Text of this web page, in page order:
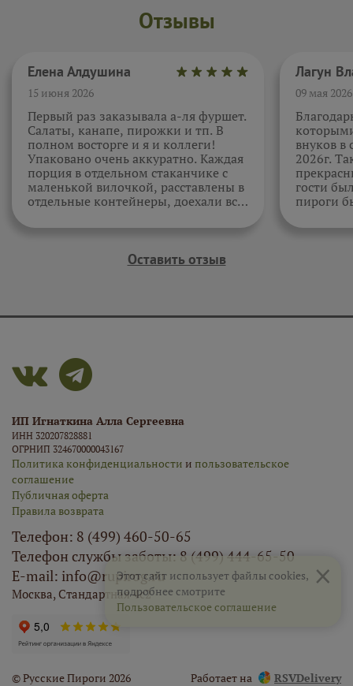
Отзывы
Елена Алдушина
15 июня 2026
Первый раз заказывала а-ля фуршет.
Салаты, канапе, пирожки и тп. В
полном восторге и я и коллеги!
Упаковано очень аккуратно. Каждая
порция в отдельном стаканчике с
маленькой вилочкой, расставлены в
отдельные контейнеры, доехали все
спасибо за внимательность к датам.
09 мая 2026
внуков в
2026г.
гости
пироги
Оставить отзыв
ИП Игнаткина Алла Сергеевна
ИНН 320207828881
ОГРНИП 324670000043167
Политика конфиденциальности и пользовательское
соглашение
Публичная оферта
Правила возврата
Телефон: 8 (499) 460-50-65
Телефон службы заботы: 8 (499) 444-65-50
E-mail: info@rupirog.ru
Москва, Стандартная 4с2
© Русские Пироги 2026 Работает на RSVDelivery
×
Этот сайт использует файлы cookies,
подробнее смотрите
Пользовательское соглашение